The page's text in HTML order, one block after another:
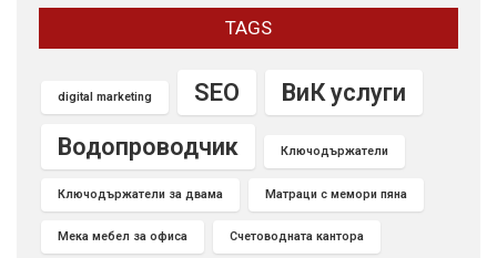
TAGS
digital marketing SEO
ВиК услуги
Водопроводчик
Ключодържатели
Ключодържатели за двама Матраци с мемори пяна
Мека мебел за офиса Счетоводната кантора